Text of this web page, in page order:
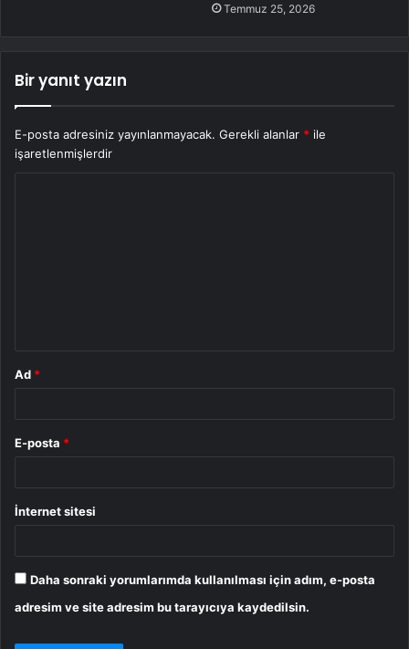
Temmuz 25, 2026
Bir yanıt yazın
E-posta adresiniz yayınlanmayacak. Gerekli alanlar * ile
işaretlenmişlerdir
Ad *
E-posta *
İnternet sitesi
Daha sonraki yorumlarımda kullanılması için adım, e-posta
adresim ve site adresim bu tarayıcıya kaydedilsin.